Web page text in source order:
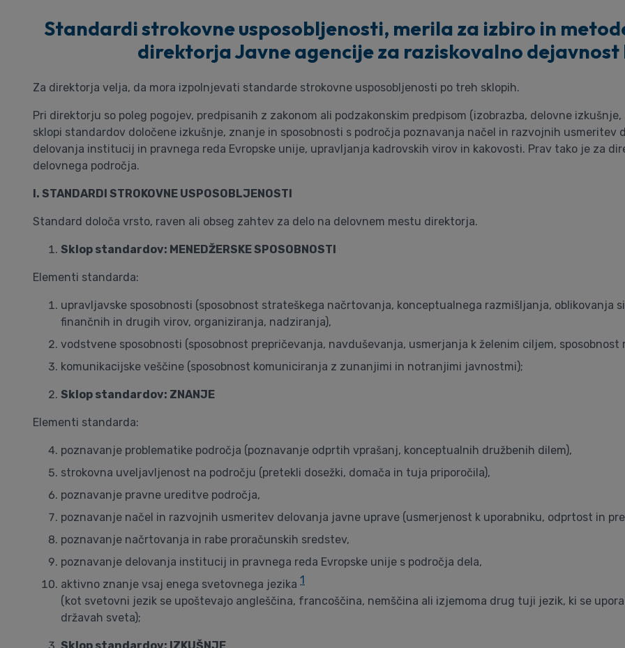
Standardi strokovne usposobljenosti, merila za izbiro in
direktorja Javne agencije za raziskovalno dejavnost
Za direktorja velja, da mora izpolnjevati standarde strokovne usposobljenosti po treh sklopih.
Pri direktorju so poleg pogojev, predpisanih z zakonom ali podzakonskim predpisom (izobrazba, delovne
sklopi standardov določene izkušnje, znanje in sposobnosti s področja poznavanja načel in razvojnih
delovanja institucij in pravnega reda Evropske unije, upravljanja kadrovskih virov in kakovosti. Prav tako je za
delovnega področja.
I. STANDARDI STROKOVNE USPOSOBLJENOSTI
Standard določa vrsto, raven ali obseg zahtev za delo na delovnem mestu direktorja.
Sklop standardov: MENEDŽERSKE SPOSOBNOSTI
Elementi standarda:
upravljavske sposobnosti (sposobnost strateškega načrtovanja, konceptualnega razmišljanja, oblikovanja
finančnih in drugih virov, organiziranja, nadziranja),
vodstvene sposobnosti (sposobnost prepričevanja, navduševanja, usmerjanja k želenim ciljem,
komunikacijske veščine (sposobnost komuniciranja z zunanjimi in notranjimi javnostmi);
Sklop standardov: ZNANJE
Elementi standarda:
poznavanje problematike področja (poznavanje odprtih vprašanj, konceptualnih družbenih dilem),
strokovna uveljavljenost na področju (pretekli dosežki, domača in tuja priporočila),
poznavanje pravne ureditve področja,
poznavanje načel in razvojnih usmeritev delovanja javne uprave (usmerjenost k uporabniku, odprtost in
poznavanje načrtovanja in rabe proračunskih sredstev,
poznavanje delovanja institucij in pravnega reda Evropske unije s področja dela,
aktivno znanje vsaj enega svetovnega jezika 1
(kot svetovni jezik se upoštevajo angleščina, francoščina, nemščina ali izjemoma drug tuji jezik, ki se
državah sveta);
Sklop standardov: IZKUŠNJE